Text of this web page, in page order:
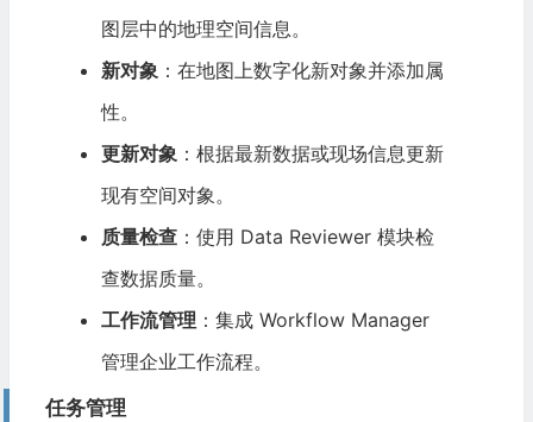
图层中的地理空间信息。
新对象 ：在地图上数字化新对象并添加属
性。
更新对象 ：根据最新数据或现场信息更新
现有空间对象。
质量检查：使用 Data Reviewer 模块检
查数据质量。
工作流管理 ：集成 Workflow Manager
管理企业工作流程。
任务管理